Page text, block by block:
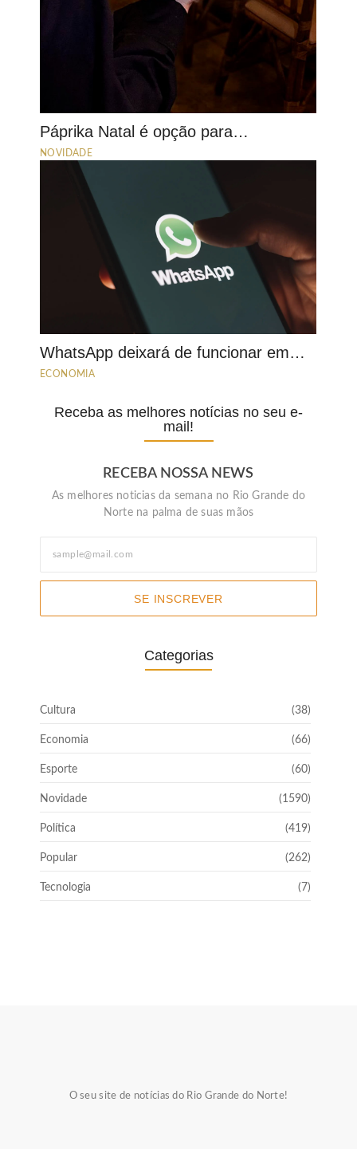
Páprika Natal é opção para…
NOVIDADE
WhatsApp deixará de funcionar em…
ECONOMIA
Receba as melhores notícias no seu e-
mail!
RECEBA NOSSA NEWS
As melhores noticias da semana no Rio Grande do
Norte na palma de suas mãos
SE INSCREVER
Categorias
Cultura (38)
Economia (66)
Esporte (60)
Novidade (1590)
Política (419)
Popular (262)
Tecnologia (7)
O seu site de notícias do Rio Grande do Norte!